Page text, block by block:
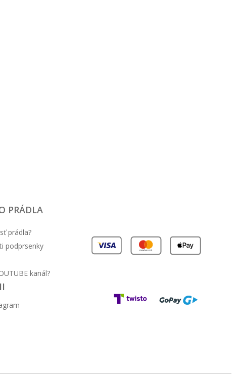
PRÁDLA
prádla?
podprsenky
kanál?